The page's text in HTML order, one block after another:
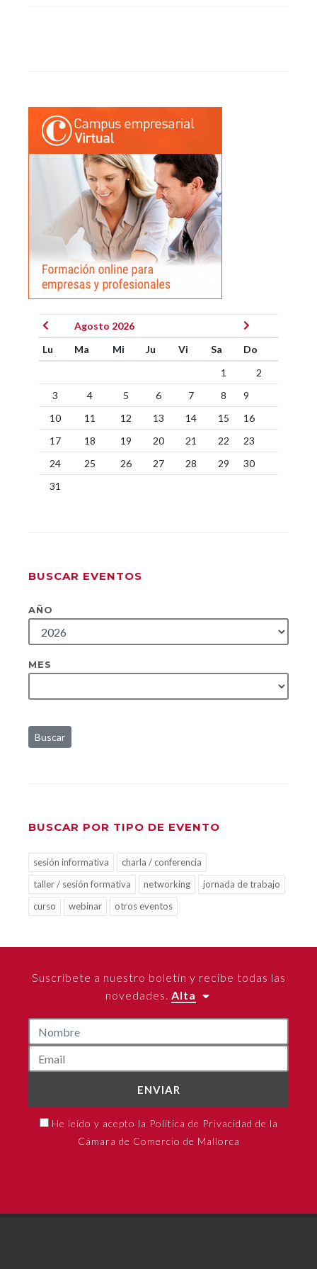
Agosto 2026
Lu
Ma Mi Ju Vi Sa
Do
1
2
3
4 5 6 7 8
9
10
11 12 13 14 15
16
17
18 19 20 21 22
23
24
25 26 27 28 29
30
31
BUSCAR EVENTOS
AÑO
MES
Buscar
BUSCAR POR TIPO DE EVENTO
sesión informativa
charla / conferencia
taller / sesión formativa
networking
jornada de trabajo
curso
webinar otros eventos
Suscríbete a nuestro boletín y recibe todas las
novedades. Alta
ENVIAR
He leído y acepto la Política de Privacidad de la
Cámara de Comercio de Mallorca